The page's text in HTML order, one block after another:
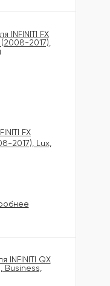
FX
2017), Lux,